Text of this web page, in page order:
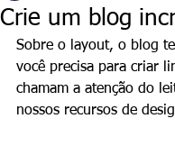
Crie um blog
Sobre o layout, o blog
você precisa para criar
chamam a atenção do
nossos recursos de